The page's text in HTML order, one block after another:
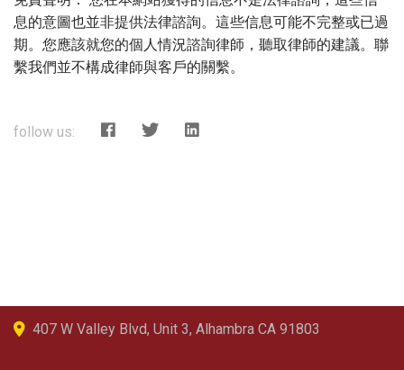
息的意圖也並非提供法律諮詢。這些信息可能不完整或已過
期。您應該就您的個人情況諮詢律師，聽取律師的建議。聯
繫我們並不構成律師與客戶的關繫。
follow us:
407 W Valley Blvd, Unit 3, Alhambra CA 91803